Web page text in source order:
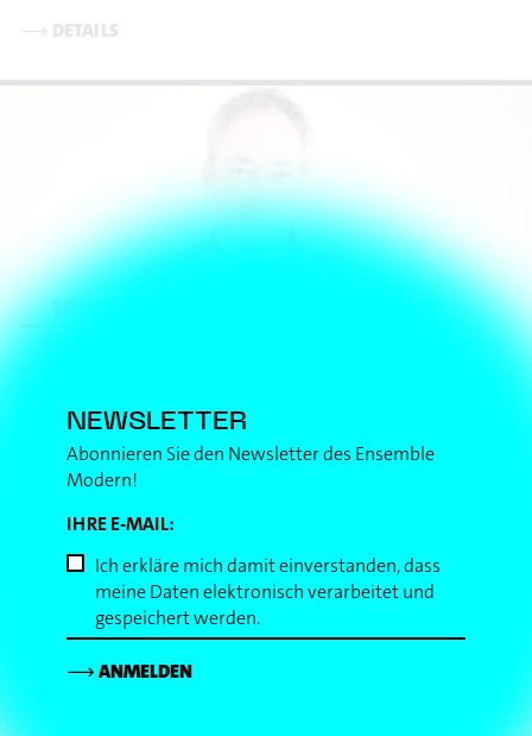
NEWSLETTER
Abonnieren Sie den Newsletter des Ensemble
Modern!
IHRE E-MAIL:
Ich erkläre mich damit einverstanden, dass
meine Daten elektronisch verarbeitet und
gespeichert werden.
⟶ANMELDEN
⟶ DETAILS
18
SEP
VON MUNDZU MUND
Musikfest Berlin / Berliner Festspiele
DETAILS